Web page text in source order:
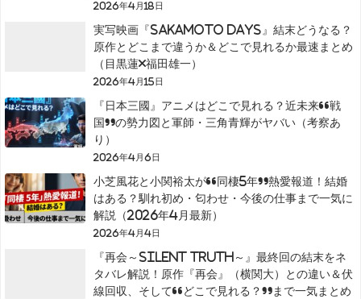
2026年4月18日
実写映画『SAKAMOTO DAYS』結末どうなる？
原作とどこまで違うか＆どこで見れるか最速まとめ
（目黒蓮×福田雄一）
2026年4月15日
『日本三國』アニメはどこで見れる？近未来“戦
国”の勢力図と軍師・三角青輝がヤバい（考察あ
り）
2026年4月6日
小芝風花と小関裕太が“同棲5年”熱愛報道！結婚
はある？馴れ初め・匂わせ・今後の仕事まで一気に
解説（2026年4月最新）
2026年4月4日
『再会～Silent Truth～』最終回の結末をネ
タバレ解説！原作『再会』（横関大）との違い＆伏
線回収、そして“どこで見れる？”まで一気まとめ